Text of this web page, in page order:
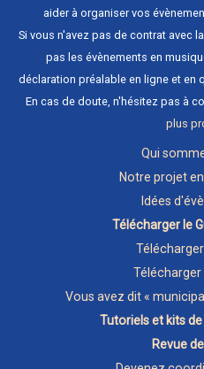
aider à organiser vos
Si vous n'avez pas de contrat avec
pas les évènements en
déclaration préalable en ligne et en
En cas de doute, n'hésitez pas à
plus
Qui
Notre projet
Idées
Télécharger le
Vous avez dit «
Tutoriels et kits
Revue